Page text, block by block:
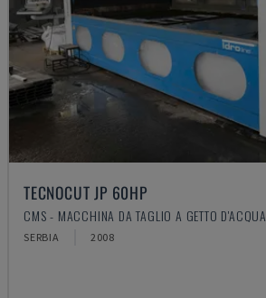
TECNOCUT JP 60HP
CMS - MACCHINA DA TAGLIO A GETTO D'ACQUA
SERBIA 2008